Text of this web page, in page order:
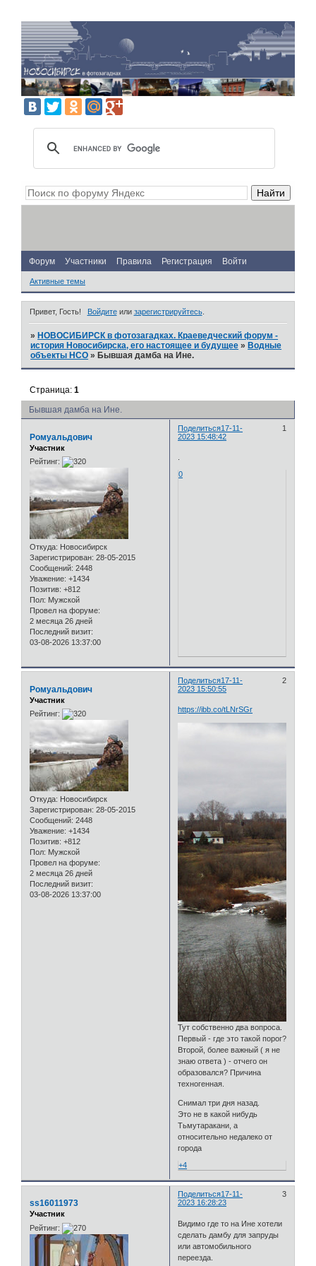
Форум Участники Правила Регистрация Войти
Активные темы
Привет, Гость! Войдитеили зарегистрируйтесь.
» НОВОСИБИРСК в фотозагадках. Краеведческий форум -
история Новосибирска, его настоящее и будущее » Водные
объекты НСО » Бывшая дамба на Ине.
Бывшая дамба на Ине.
Страница:1
Поделиться 1
17-11-
2023 15:48:42
Ромуальдович
Участник
Рейтинг:
Откуда: Новосибирск
Зарегистрирован: 28-05-2015
Сообщений: 2448
Уважение: +1434
Позитив: +812
Пол: Мужской
Провел на форуме:
2 месяца 26 дней
Последний визит:
03-08-2026 13:37:00
0
Поделиться 2
17-11-
2023 15:50:55
Ромуальдович
Участник
Рейтинг:
Откуда: Новосибирск
Зарегистрирован: 28-05-2015
Сообщений: 2448
Уважение: +1434
Позитив: +812
Пол: Мужской
Провел на форуме:
2 месяца 26 дней
Последний визит:
03-08-2026 13:37:00
https://ibb.co/tLNrSGr
Тут собственно два вопроса.
Первый - где это такой порог?
Второй, более важный ( я не
знаю ответа ) - отчего он
образовался? Причина
техногенная.
Снимал три дня назад.
Это не в какой нибудь
Тьмутаракани, а
относительно недалеко от
города
+4
Поделиться 3
17-11-
2023 16:28:23
ss16011973
Участник
Рейтинг:
Видимо где то на Ине хотели
сделать дамбу для запруды
или автомобильного
переезда.